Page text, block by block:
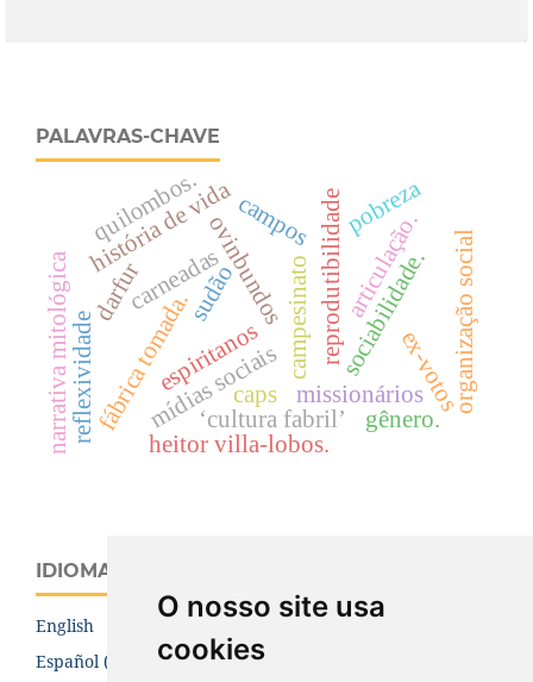
O nosso site usa
cookies
PALAVRAS-CHAVE
mídias sociais
reprodutibilidade
ovinbundos
missionários
sociabilidade.
campesinato
carneadas
ex-votos
sudão
fábrica tomada. ‘cultura fabril’
heitor villa-lobos.
história de vida articulação.
campos
espiritanos
darfur
pobreza
gênero.
narrativa mitológica
quilombos.
caps
reflexividade organização social
IDIOMA
English
Español (España)